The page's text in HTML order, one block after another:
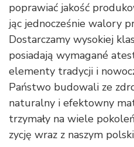
po­pra­wiać ja­kość
jąc jed­no­cze­śnie wa­lo­ry
Do­star­cza­my wy­so­kiej
po­sia­da­ją wy­ma­ga­né
ele­men­ty tra­dy­cji i
Pań­stwo bu­do­wa­li ze
na­tu­ral­ny i efek­tow­ny
trzy­ma­ły na wie­le
zy­cję wraz z na­szym